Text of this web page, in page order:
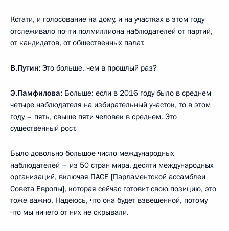
Кстати, и голосование на дому, и на участках в этом году
отслеживало почти полмиллиона наблюдателей от партий,
от кандидатов, от общественных палат.
В.Путин: Это больше, чем в прошлый раз?
Э.Памфилова: Больше: если в 2016 году было в среднем
четыре наблюдателя на избирательный участок, то в этом
году – пять, свыше пяти человек в среднем. Это
существенный рост.
Было довольно большое число международных
наблюдателей – из 50 стран мира, десяти международных
организаций, включая ПАСЕ [Парламентской ассамблеи
Совета Европы], которая сейчас готовит свою позицию, это
тоже важно. Надеюсь, что она будет взвешенной, потому
что мы ничего от них не скрывали.